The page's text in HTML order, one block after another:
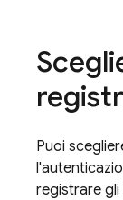
Puoi
registrare